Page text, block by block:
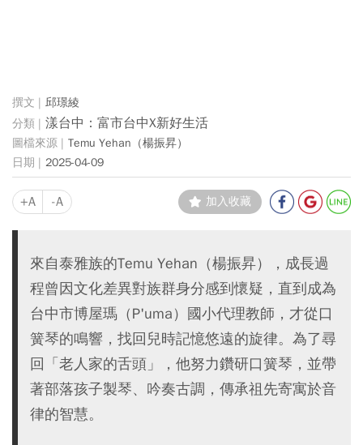
邱璟綾
漾台中：富市台中X新好生活
Temu Yehan（楊振昇）
2025-04-09
+A -A 加入收藏
來自泰雅族的Temu Yehan（楊振昇），成長過
程曾因文化差異對族群身分感到懷疑，直到成為
台中市博屋瑪（P'uma）國小代理教師，才從口
簧琴的鳴響，找回兒時記憶悠遠的旋律。為了尋
回「老人家的舌頭」，他努力鑽研口簧琴，並帶
著部落孩子製琴、吟奏古調，傳承祖先寄寓於音
律的智慧。